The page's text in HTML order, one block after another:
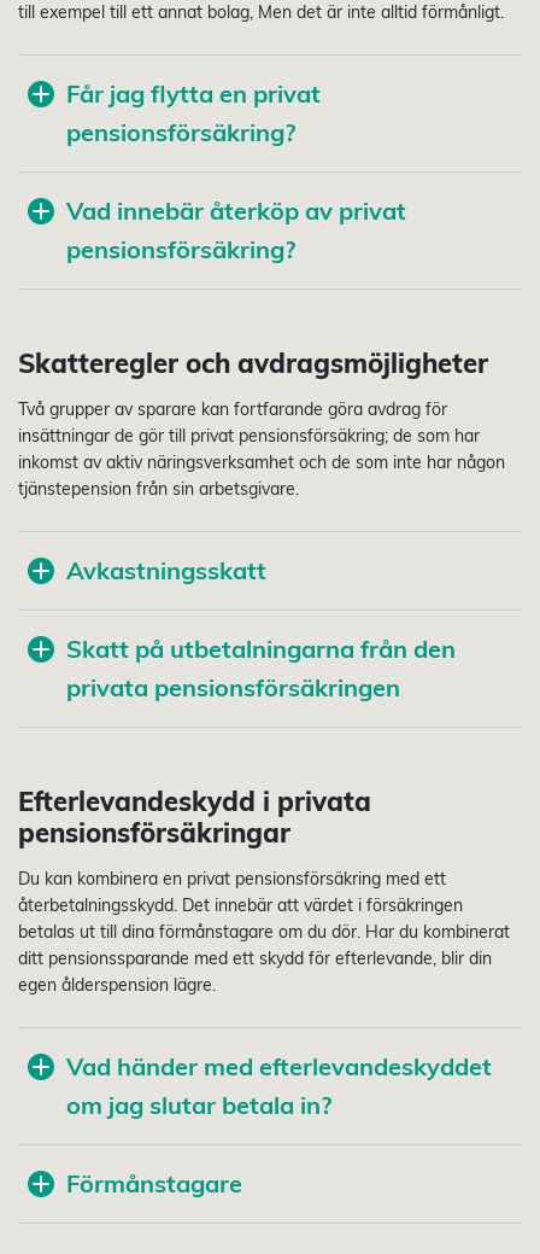
till exempel till ett annat bolag, Men det är inte alltid förmånligt.
Får jag flytta en privat
pensionsförsäkring?
Vad innebär återköp av privat
pensionsförsäkring?
Skatteregler och avdragsmöjligheter
Två grupper av sparare kan fortfarande göra avdrag för
insättningar de gör till privat pensionsförsäkring; de som har
inkomst av aktiv näringsverksamhet och de som inte har någon
tjänstepension från sin arbetsgivare.
Avkastningsskatt
Skatt på utbetalningarna från den
privata pensionsförsäkringen
Efterlevandeskydd i privata
pensionsförsäkringar
Du kan kombinera en privat pensionsförsäkring med ett
återbetalningsskydd. Det innebär att värdet i försäkringen
betalas ut till dina förmånstagare om du dör. Har du kombinerat
ditt pensionssparande med ett skydd för efterlevande, blir din
egen ålderspension lägre.
Vad händer med efterlevandeskyddet
om jag slutar betala in?
Förmånstagare